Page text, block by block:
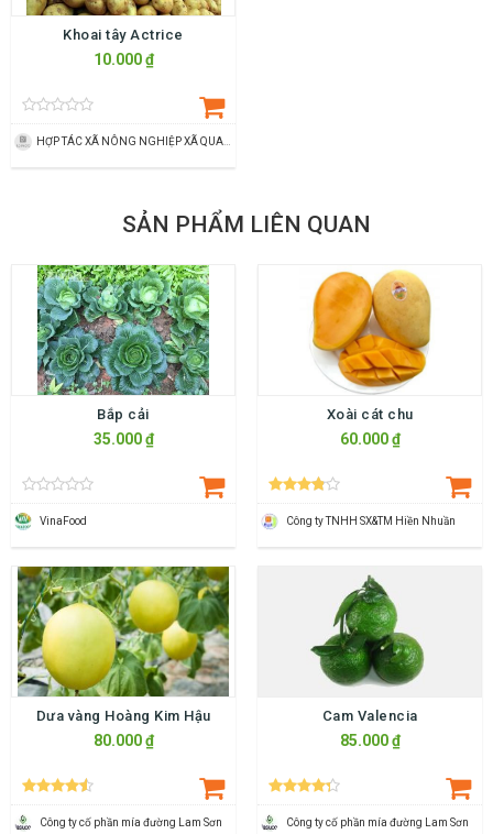
Khoai tây Actrice
10.000 ₫
SẢN PHẨM LIÊN QUAN
Bắp cải
35.000 ₫
VinaFood
Xoài cát chu
60.000 ₫
Công ty TNHH SX&TM Hiền Nhuần
Dưa vàng Hoàng Kim Hậu
80.000 ₫
Công ty cố phần mía đường Lam Sơn
Cam Valencia
85.000 ₫
Công ty cố phần mía đường Lam Sơn